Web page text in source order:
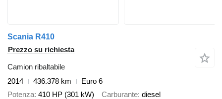
Scania R410
Prezzo su richiesta
Camion ribaltabile
2014
436.378 km
Euro 6
Potenza 410 HP (301 kW) Carburante diesel